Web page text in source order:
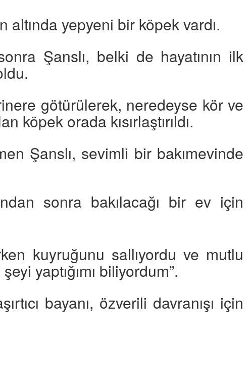
altında yepyeni bir köpek vardı.
sonra Şanslı, belki de hayatının ilk
götürülerek, neredeyse kör ve
köpek orada kısırlaştırıldı.
Şanslı, sevimli bir bakımevinde
sonra bakılacağı bir ev için
kuyruğunu sallıyordu ve mutlu
yaptığımı biliyordum”.
bayanı, özverili davranışı için